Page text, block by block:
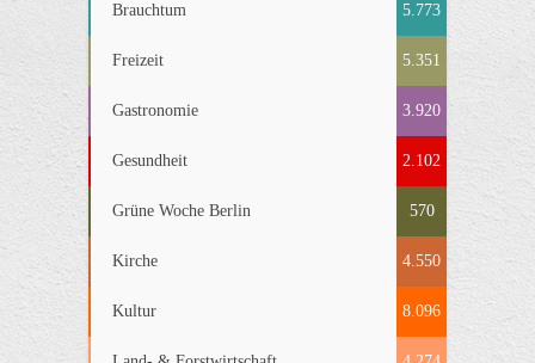
Brauchtum 5.773
Freizeit 5.351
Gastronomie 3.920
Gesundheit 2.102
Grüne Woche Berlin 570
Kirche 4.550
Kultur 8.096